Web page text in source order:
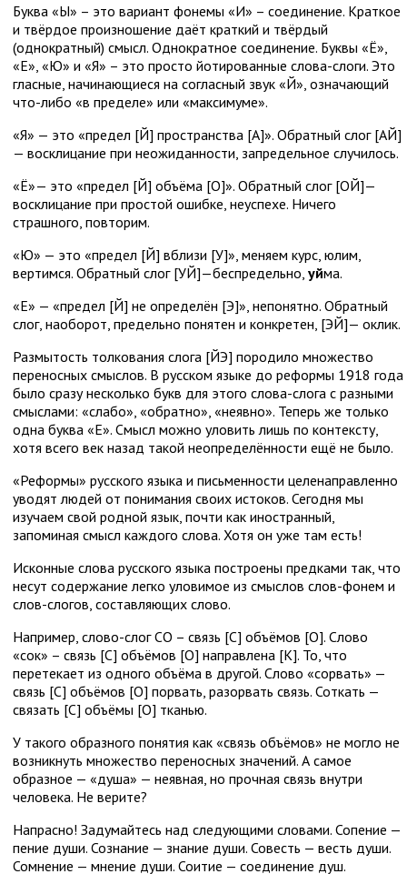
Буква «Ы» – это вариант фонемы «И» – соединение. Краткое
и твёрдое произношение даёт краткий и твёрдый
(однократный) смысл. Однократное соединение. Буквы «Ё»,
«Е», «Ю» и «Я» – это просто йотированные слова-слоги. Это
гласные, начинающиеся на согласный звук «Й», означающий
что-либо «в пределе» или «максимуме».
«Я» — это «предел [Й] пространства [А]». Обратный слог [АЙ]
— восклицание при неожиданности, запредельное случилось.
«Ё»— это «предел [Й] объёма [О]». Обратный слог [ОЙ]—
восклицание при простой ошибке, неуспехе. Ничего
страшного, повторим.
«Ю» — это «предел [Й] вблизи [У]», меняем курс, юлим,
вертимся. Обратный слог [УЙ]—беспредельно, уйма.
«Е» — «предел [Й] не определён [Э]», непонятно. Обратный
слог, наоборот, предельно понятен и конкретен, [ЭЙ]— оклик.
Размытость толкования слога [ЙЭ] породило множество
переносных смыслов. В русском языке до реформы 1918 года
было сразу несколько букв для этого слова-слога с разными
смыслами: «слабо», «обратно», «неявно». Теперь же только
одна буква «Е». Смысл можно уловить лишь по контексту,
хотя всего век назад такой неопределённости ещё не было.
«Реформы» русского языка и письменности целенаправленно
уводят людей от понимания своих истоков. Сегодня мы
изучаем свой родной язык, почти как иностранный,
запоминая смысл каждого слова. Хотя он уже там есть!
Исконные слова русского языка построены предками так, что
несут содержание легко уловимое из смыслов слов-фонем и
слов-слогов, составляющих слово.
Например, слово-слог СО – связь [С] объёмов [О]. Слово
«сок» – связь [С] объёмов [О] направлена [К]. То, что
перетекает из одного объёма в другой. Слово «сорвать» —
связь [С] объёмов [О] порвать, разорвать связь. Соткать —
связать [С] объёмы [О] тканью.
У такого образного понятия как «связь объёмов» не могло не
возникнуть множество переносных значений. А самое
образное — «душа» — неявная, но прочная связь внутри
человека. Не верите?
Напрасно! Задумайтесь над следующими словами. Сопение —
пение души. Сознание — знание души. Совесть — весть души.
Сомнение — мнение души. Соитие — соединение душ.